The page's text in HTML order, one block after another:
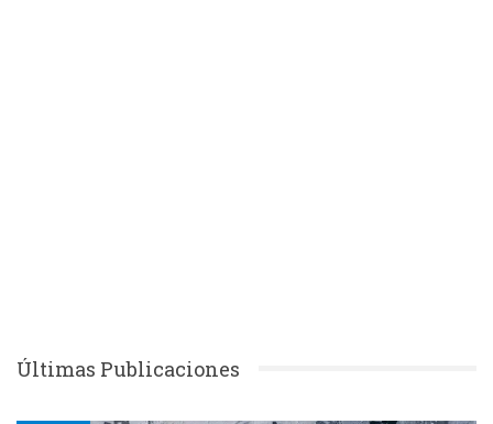
Últimas Publicaciones